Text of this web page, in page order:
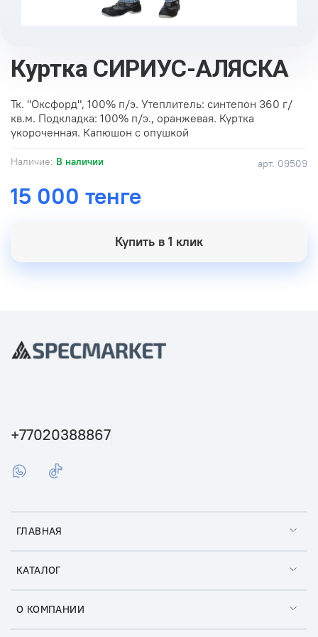
арт. 09509
Наличие: В наличии
Куртка СИРИУС-АЛЯСКА
15 000 тенге
Купить в 1 клик
Тк. "Оксфорд", 100% п/э. Утеплитель: синтепон 360 г/
кв.м. Подкладка: 100% п/э., оранжевая. Куртка
укороченная. Капюшон с опушкой
ГЛАВНАЯ
КАТАЛОГ
О КОМПАНИИ
+77020388867